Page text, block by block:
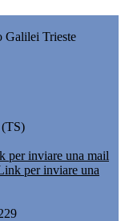
Galilei Trieste
per inviare una mail
per inviare una